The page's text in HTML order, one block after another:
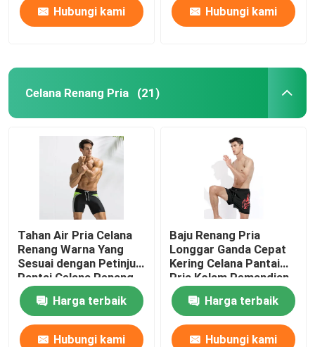
Rumah
Produk
Video
Tampilan VR
Tentang kita
Wisata pabrik
Kontrol kualitas
Hubungi kami
Hubungi kami Hubungi kami
Celana Renang Pria (21)
Tahan Air Pria Celana
Renang Warna Yang
Sesuai dengan Petinju
Pantai Celana Renang
Harga terbaik
Hubungi kami
Baju Renang Pria
Longgar Ganda Cepat
Kering Celana Pantai
Pria Kolam Pemandian
Air Panas
Harga terbaik
Hubungi kami